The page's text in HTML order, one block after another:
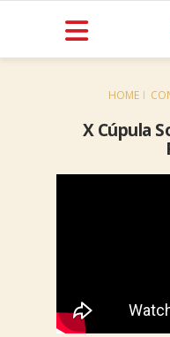
HOME
X Cúpula